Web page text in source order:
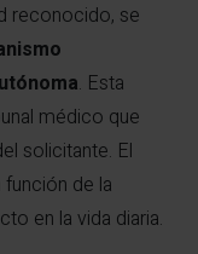
reconocido, se
. Esta
médico que
solicitante. El
de la
en la vida diaria.